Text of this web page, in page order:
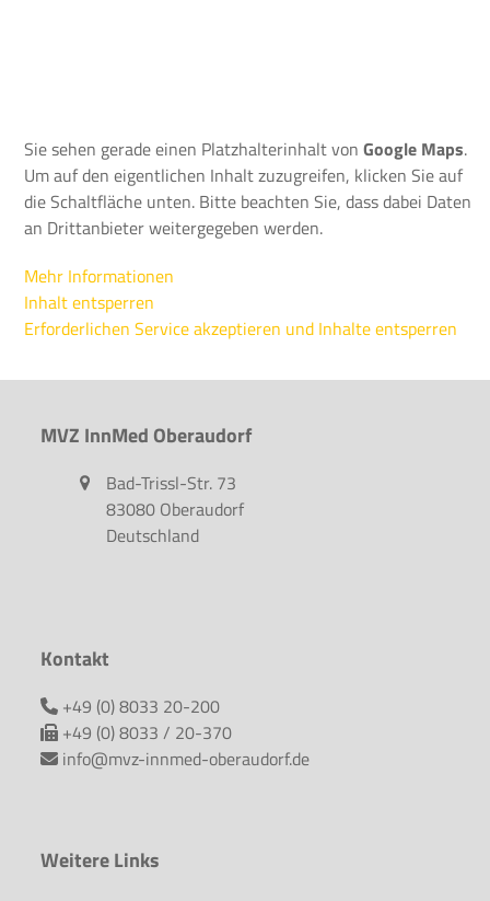
Sie sehen gerade einen Platzhalterinhalt vonGoogle Maps.
Um auf den eigentlichen Inhalt zuzugreifen, klicken Sie auf
die Schaltfläche unten. Bitte beachten Sie, dass dabei Daten
an Drittanbieter weitergegeben werden.
Mehr Informationen
Inhalt entsperren
Erforderlichen Service akzeptieren und Inhalte entsperren
MVZ InnMed Oberaudorf
Bad-Trissl-Str. 73
83080 Oberaudorf
Deutschland
Kontakt
+49 (0) 8033 20-200
+49 (0) 8033 / 20-370
info@mvz-innmed-oberaudorf.de
Weitere Links